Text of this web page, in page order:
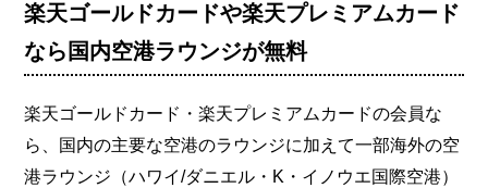
楽天ゴールドカードや楽天プレミアムカード
なら国内空港ラウンジが無料
楽天ゴールドカード・楽天プレミアムカードの会員な
ら、国内の主要な空港のラウンジに加えて一部海外の空
港ラウンジ（ハワイ/ダニエル・K・イノウエ国際空港）